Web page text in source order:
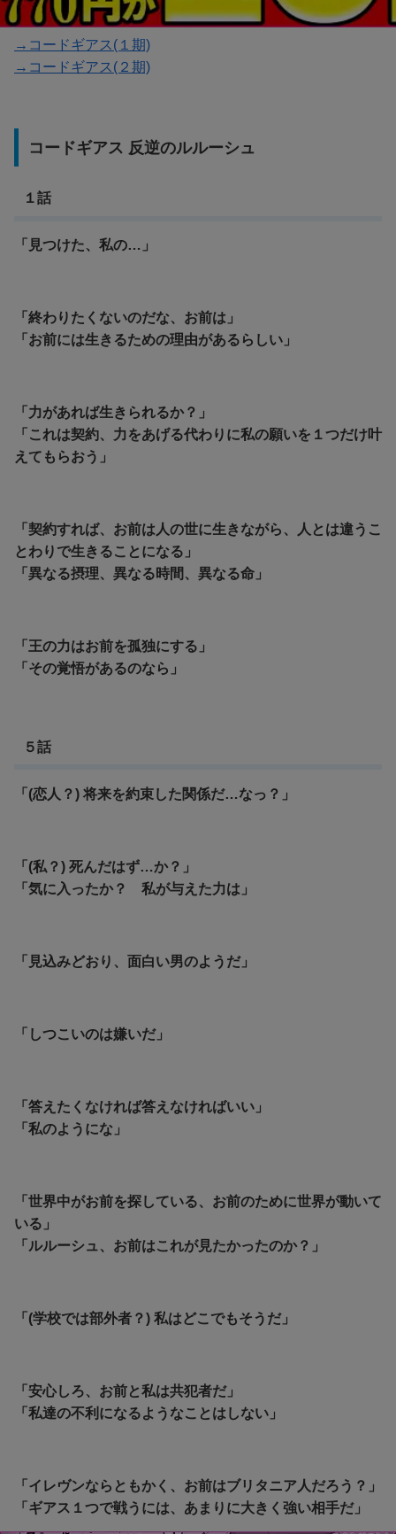
→コードギアス(１期)
→コードギアス(２期)
コードギアス 反逆のルルーシュ
１話
「見つけた、私の…」
「終わりたくないのだな、お前は」
「お前には生きるための理由があるらしい」
「力があれば生きられるか？」
「これは契約、力をあげる代わりに私の願いを１つだけ叶
えてもらおう」
「契約すれば、お前は人の世に生きながら、人とは違うこ
とわりで生きることになる」
「異なる摂理、異なる時間、異なる命」
「王の力はお前を孤独にする」
「その覚悟があるのなら」
５話
「(恋人？) 将来を約束した関係だ…なっ？」
「(私？) 死んだはず…か？」
「気に入ったか？ 私が与えた力は」
「見込みどおり、面白い男のようだ」
「しつこいのは嫌いだ」
「答えたくなければ答えなければいい」
「私のようにな」
「世界中がお前を探している、お前のために世界が動いて
いる」
「ルルーシュ、お前はこれが見たかったのか？」
「(学校では部外者？) 私はどこでもそうだ」
「安心しろ、お前と私は共犯者だ」
「私達の不利になるようなことはしない」
「イレヴンならともかく、お前はブリタニア人だろう？」
「ギアス１つで戦うには、あまりに大きく強い相手だ」